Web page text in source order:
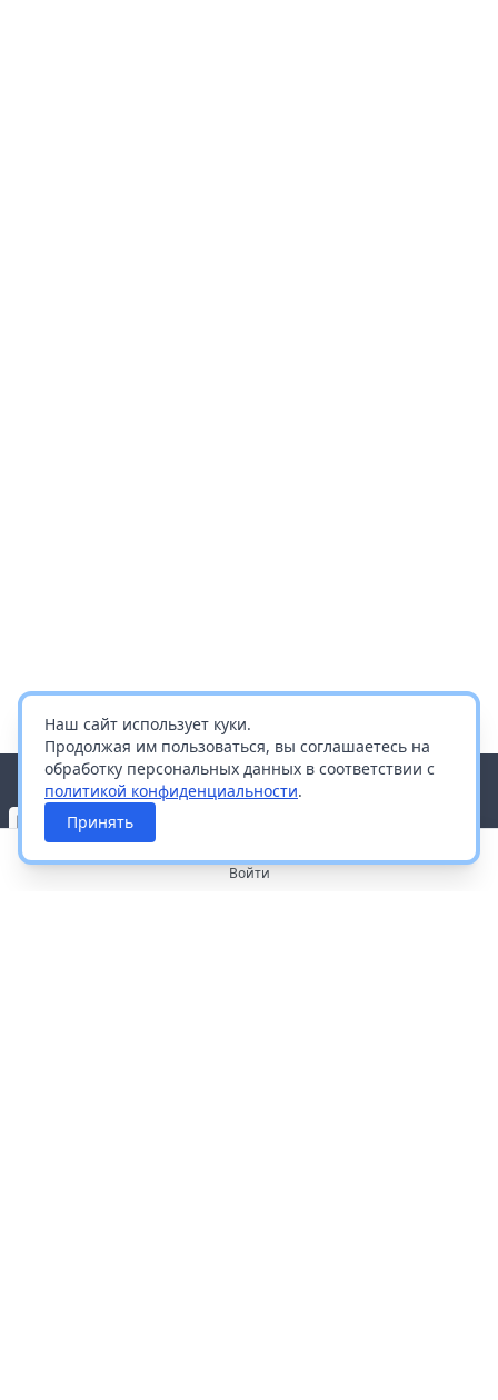
Наш сайт использует куки.
Продолжая им пользоваться, вы соглашаетесь на
обработку персональных данных в соответствии с
политикой конфиденциальности.
Принять
Войти